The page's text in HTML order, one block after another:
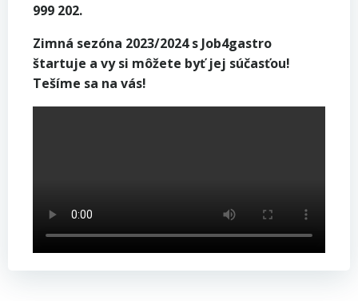
999 202.
Zimná sezóna 2023/2024 s Job4gastro
štartuje a vy si môžete byť jej súčasťou!
Tešíme sa na vás!